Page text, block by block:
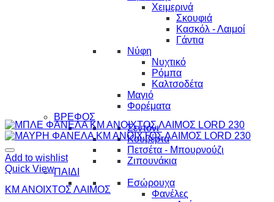
Χειμερινά
Σκουφιά
Κασκόλ - Λαιμοί
Γάντια
Νύφη
Νυχτικό
Ρόμπα
Καλτσοδέτα
Μαγιό
Φορέματα
ΒΡΕΦΟΣ
Σεντόνι
Κουβέρτα
Πετσέτα - Μπουρνούζι
Ζιπουνάκια
ΠΑΙΔΙ
Εσώρουχα
Φανέλες
Add to wishlist
Quick View
ΚΜ ΑΝΟΙΧΤΟΣ ΛΑΙΜΟΣ